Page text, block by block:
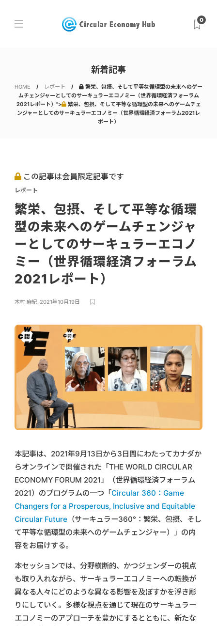
0
新着記事
HOME レポート
繁栄、包摂、そして平等な循環型の未来へのゲー
ムチェンジャーとしてのサーキュラーエコノミー（世界循環経済フォーラム
2021レポート）">
繁栄、包摂、そして平等な循環型の未来へのゲームチェ
ンジャーとしてのサーキュラーエコノミー（世界循環経済フォーラム2021レ
ポート）
この記事は会員限定記事です
レポート
繁栄、包摂、そして平等な循環
型の未来へのゲームチェンジャ
ーとしてのサーキュラーエコノ
ミー（世界循環経済フォーラム
2021レポート）
木村 麻紀, 2021年10月19日
本記事は、2021年9月13日から3日間にわたってカナダか
らオンラインで開催された「THE WORLD CIRCULAR
ECONOMY FORUM 2021」（世界循環経済フォーラム
2021）のプログラムの一つ「Circular 360：Game
Changers for a Prosperous, Inclusive and Equitable
Circular Future （サーキュラー360°：繁栄、包摂、そし
て平等な循環型の未来へのゲームチェンジャー）」の内
容をお届けする。
本セッションでは、分野横断的、かつジェンダーの視点
も取り入れながら、サーキュラーエコノミーへの転換が
異なる人々にどのような異なる影響を及ぼすかを浮き彫
りにしていく。多様な視点を通じて現在のサーキュラー
エコノミーのアプローチを豊かにするとともに、新たな